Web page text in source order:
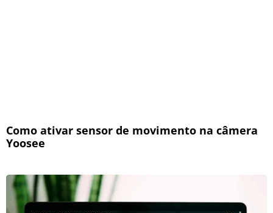
Como ativar sensor de movimento na câmera
Yoosee